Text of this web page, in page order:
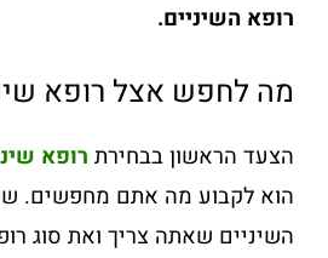
רופאהשיניים.
מה לחפש אצל רופא
הצעד הראשון בבחירת רופא
הוא לקבוע מה אתם מחפשים.
השיניים שאתה צריך ואת סוג